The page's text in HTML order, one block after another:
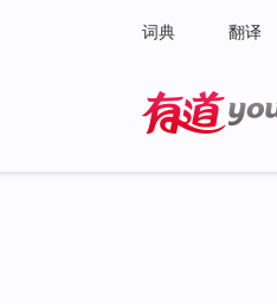
词典 翻译